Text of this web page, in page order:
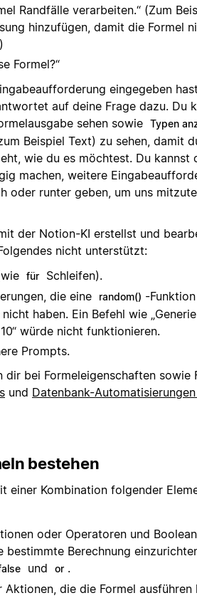
Randfälle verarbeiten.“ (Zum
hinzufügen, damit die Formel
Formel?“
eingegeben
auf deine Frage dazu. Du
sehen sowie Typen
Beispiel Text) zu sehen, damit
wie du es möchtest. Du kannst
machen, weitere
oder runter geben, um uns
der Notion-KI erstellst und
nicht unterstützt:
für
Schleifen).
die eine
random() -
haben. Ein Befehl wie
würde nicht funktionieren.
Prompts.
dir bei Formeleigenschaften sowie
und Datenbank-
bestehen
einer Kombination folgender
oder Operatoren und
bestimmte Berechnung
und or .
Aktionen, die die Formel ausführen